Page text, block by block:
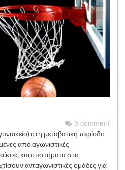
0 comment
στη μεταβατική περίοδο
από αγωνιστικές
και συστήματα στις
ανταγωνιστικές ομάδες για